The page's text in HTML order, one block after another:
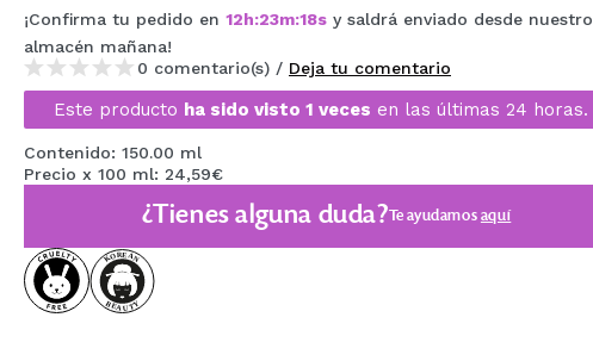
MAQUIFARMA
KOREA ZONE
TRAVEL SIZE
NATURE
OFERTAS
OUTLET
¡Confirma tu pedido en 12h:23m:18s y saldrá enviado desde nuestro
almacén mañana!
0 comentario(s) / Deja tu comentario
Este producto ha sido visto 1 veces en las últimas 24 horas.
Contenido: 150.00 ml
Precio x 100 ml: 24,59€
¿Tienes alguna duda?Te ayudamosaquí